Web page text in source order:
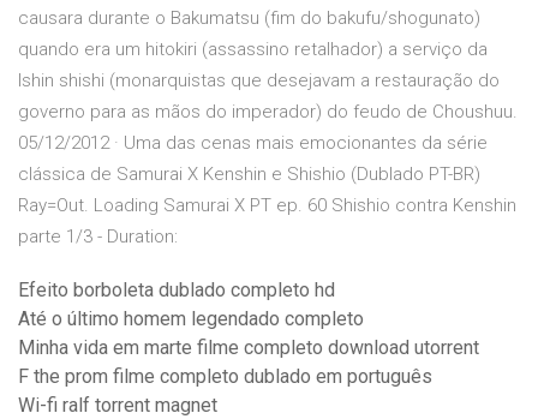
causara durante o Bakumatsu (fim do bakufu/shogunato)
quando era um hitokiri (assassino retalhador) a serviço da
Ishin shishi (monarquistas que desejavam a restauração do
governo para as mãos do imperador) do feudo de Choushuu.
05/12/2012 · Uma das cenas mais emocionantes da série
clássica de Samurai X Kenshin e Shishio (Dublado PT-BR)
Ray=Out. Loading Samurai X PT ep. 60 Shishio contra Kenshin
parte 1/3 - Duration:
Efeito borboleta dublado completo hd
Até o último homem legendado completo
Minha vida em marte filme completo download utorrent
F the prom filme completo dublado em português
Wi-fi ralf torrent magnet